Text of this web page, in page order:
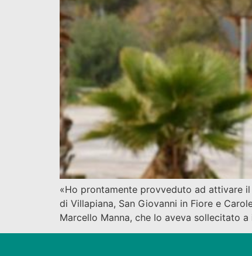
«Ho prontamente provveduto ad attivare
di Villapiana, San Giovanni in Fiore e
Marcello Manna, che lo aveva sollecitato